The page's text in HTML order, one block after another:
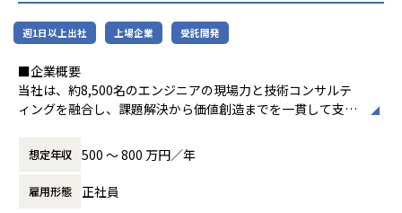
週1日以上出社 上場企業 受託開発
■企業概要
当社は、約8,500名のエンジニアの現場力と技術コンサルテ
ィングを融合し、課題解決から価値創造までを一貫して支援
輸送用機器、産業用機械、精密機器、電子部品、医療機器な
ど幅広い業界において、多様なプロジェクトからエンジニア
が高度な技術経験を積むことのできる環境を提供していま
す。
想定年収 500 〜 800 万円／年
雇用形態 正社員